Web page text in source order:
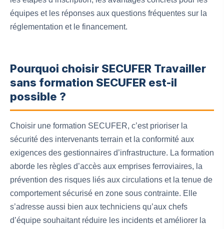
équipes et les réponses aux questions fréquentes sur la
réglementation et le financement.
Pourquoi choisir SECUFER Travailler
sans formation SECUFER est-il
possible ?
Choisir une formation SECUFER, c’est prioriser la
sécurité des intervenants terrain et la conformité aux
exigences des gestionnaires d’infrastructure. La formation
aborde les règles d’accès aux emprises ferroviaires, la
prévention des risques liés aux circulations et la tenue de
comportement sécurisé en zone sous contrainte. Elle
s’adresse aussi bien aux techniciens qu’aux chefs
d’équipe souhaitant réduire les incidents et améliorer la